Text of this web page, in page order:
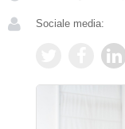
Sociale media: